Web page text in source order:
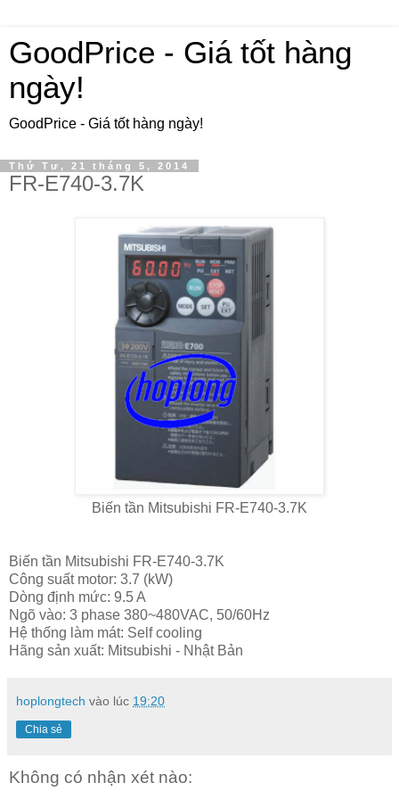
GoodPrice - Giá tốt hàng
ngày!
GoodPrice - Giá tốt hàng ngày!
Thứ Tư, 21 tháng 5, 2014
FR-E740-3.7K
Biến tần Mitsubishi FR-E740-3.7K
Biến tần Mitsubishi FR-E740-3.7K
Công suất motor: 3.7 (kW)
Dòng định mức: 9.5 A
Ngõ vào: 3 phase 380~480VAC, 50/60Hz
Hệ thống làm mát: Self cooling
Hãng sản xuất: Mitsubishi - Nhật Bản
hoplongtech vào lúc 19:20
Chia sẻ
Không có nhận xét nào: